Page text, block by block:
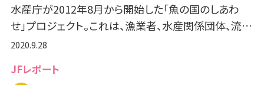
水産庁が2012年8月から開始した「魚の国のしあわ
せ」プロジェクト。これは、漁業者、水産関係団体、流…
2020.9.28
JFレポート